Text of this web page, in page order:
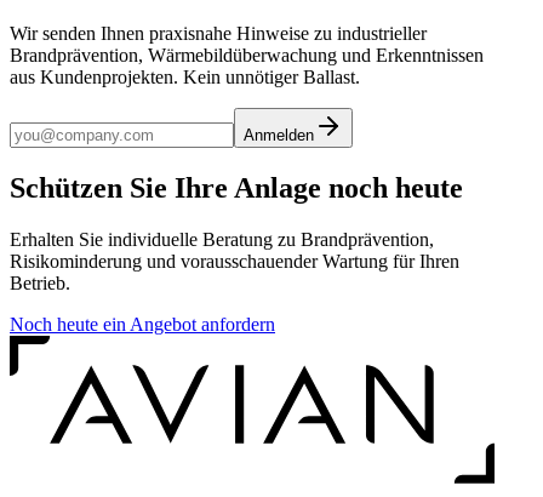
Wir senden Ihnen praxisnahe Hinweise zu industrieller
Brandprävention, Wärmebildüberwachung und Erkenntnissen
aus Kundenprojekten. Kein unnötiger Ballast.
Anmelden
Schützen Sie Ihre Anlage noch heute
Erhalten Sie individuelle Beratung zu Brandprävention,
Risikominderung und vorausschauender Wartung für Ihren
Betrieb.
Noch heute ein Angebot anfordern